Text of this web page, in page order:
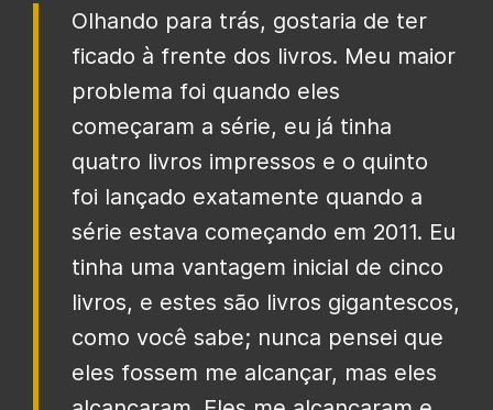
Olhando para trás, gostaria de ter
ficado à frente dos livros. Meu maior
problema foi quando eles
começaram a série, eu já tinha
quatro livros impressos e o quinto
foi lançado exatamente quando a
série estava começando em 2011. Eu
tinha uma vantagem inicial de cinco
livros, e estes são livros gigantescos,
como você sabe; nunca pensei que
eles fossem me alcançar, mas eles